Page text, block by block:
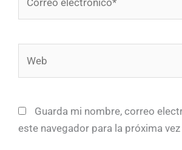
Guarda mi nombre, correo
este navegador para la próxima